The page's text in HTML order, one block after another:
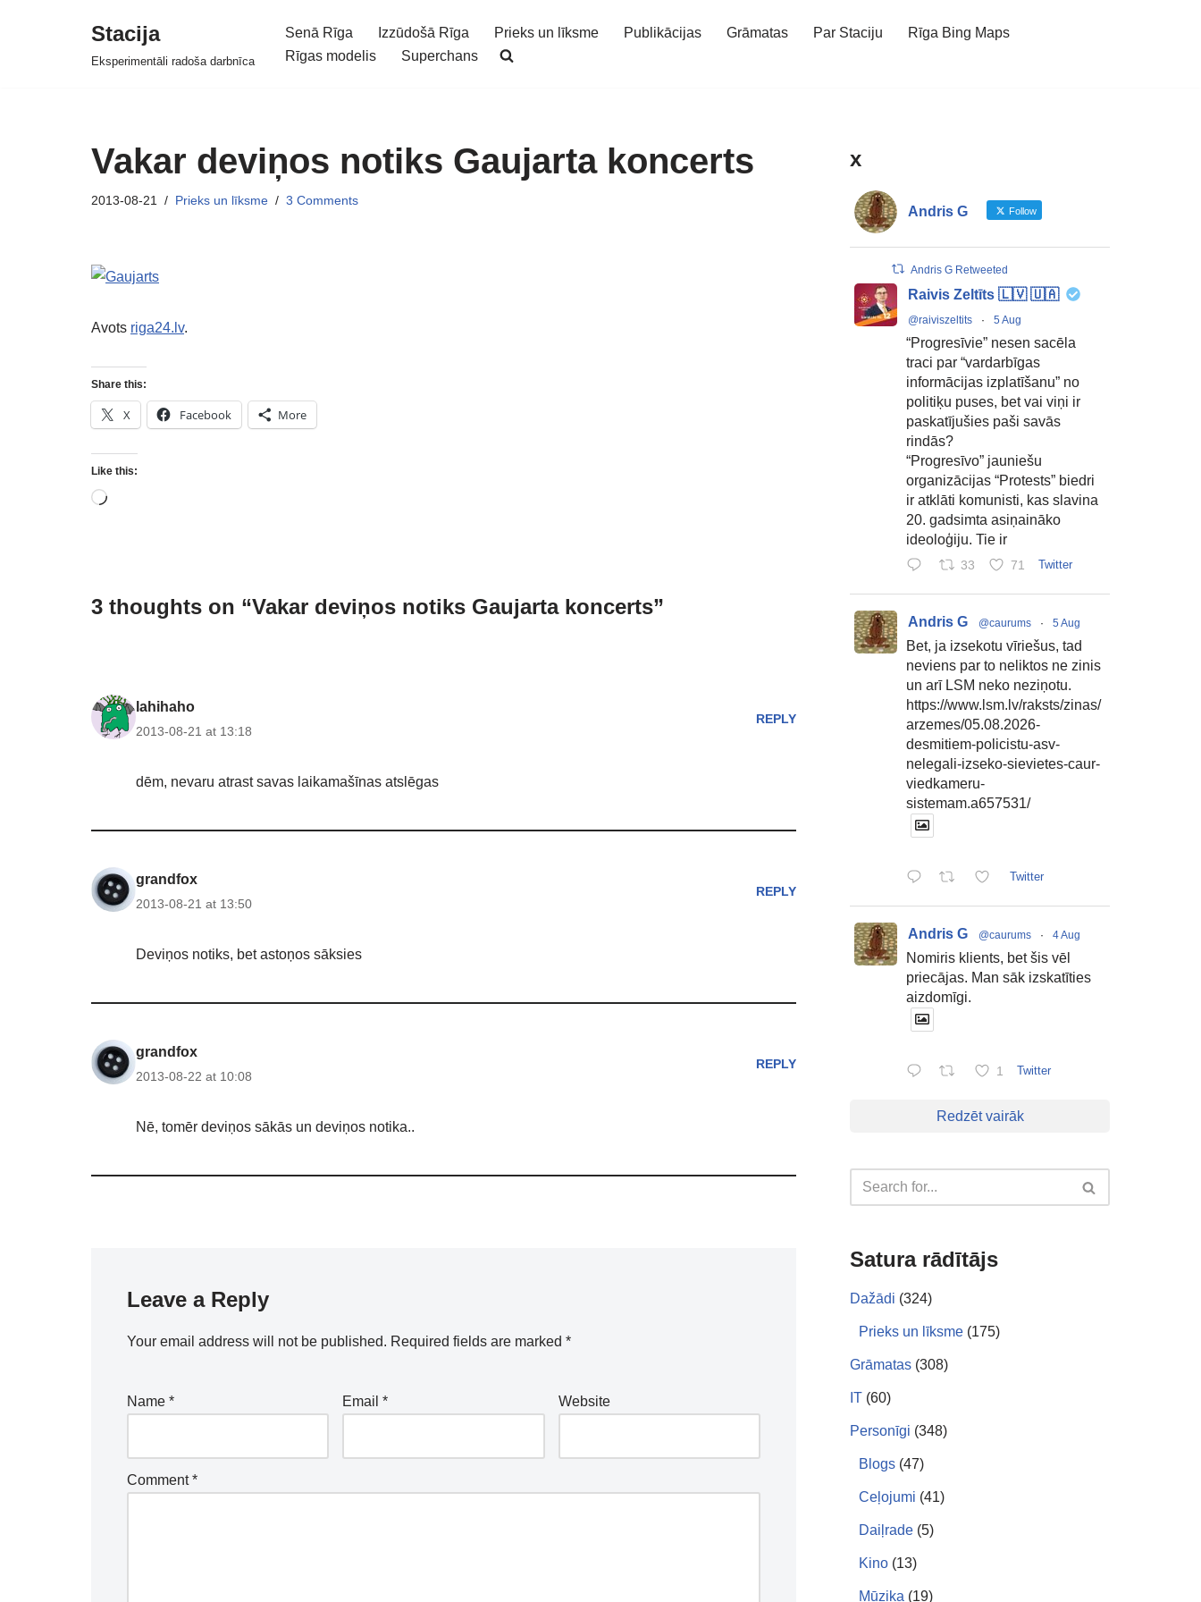
Stacija
Eksperimentāli radoša darbnīca
Senā Rīga Izzūdošā Rīga Prieks un līksme Publikācijas Grāmatas Par Staciju
Rīga Bing Maps
Rīgas modelis
Superchans
Vakar deviņos notiks Gaujarta koncerts
2013-08-21 Prieks un līksme 3 Comments
Avots riga24.lv.
Share this:
X Facebook More
Like this:
3 thoughts on “Vakar deviņos notiks Gaujarta koncerts”
lahihaho
2013-08-21 at 13:18
REPLY
dēm, nevaru atrast savas laikamašīnas atslēgas
grandfox
2013-08-21 at 13:50
REPLY
Deviņos notiks, bet astoņos sāksies
grandfox
2013-08-22 at 10:08
REPLY
Nē, tomēr deviņos sākās un deviņos notika..
Leave a Reply
Your email address will not be published. Required fields are marked *
Name * Email* Website
Comment*
x
Andris G Follow
Andris G Retweeted
Raivis Zeltīts 🇱🇻 🇺🇦
@raiviszeltits · 5 Aug
“Progresīvie” nesen sacēla
traci par “vardarbīgas
informācijas izplatīšanu” no
politiķu puses, bet vai viņi ir
paskatījušies paši savās
rindās?
“Progresīvo” jauniešu
organizācijas “Protests” biedri
ir atklāti komunisti, kas slavina
20. gadsimta asiņaināko
ideoloģiju. Tie ir
33 71 Twitter
Andris G @caurums · 5 Aug
Bet, ja izsekotu vīriešus, tad
neviens par to neliktos ne zinis
un arī LSM neko neziņotu.
https://www.lsm.lv/raksts/zinas/
arzemes/05.08.2026-
desmitiem-policistu-asv-
nelegali-izseko-sievietes-caur-
viedkameru-
sistemam.a657531/
Twitter
Andris G @caurums · 4 Aug
Nomiris klients, bet šis vēl
priecājas. Man sāk izskatīties
aizdomīgi.
1 Twitter
Redzēt vairāk
Satura rādītājs
Dažādi (324)
Prieks un līksme (175)
Grāmatas (308)
IT (60)
Personīgi (348)
Blogs (47)
Ceļojumi (41)
Daiļrade (5)
Kino (13)
Mūzika (19)